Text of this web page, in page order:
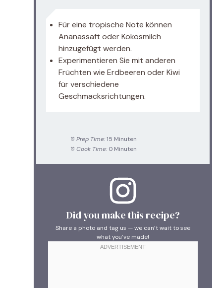
Für eine tropische Note können
Ananassaft oder Kokosmilch
hinzugefügt werden.
Experimentieren Sie mit anderen
Früchten wie Erdbeeren oder Kiwi
für verschiedene
Geschmacksrichtungen.
Prep Time: 15 Minuten
Cook Time: 0 Minuten
Did you make this recipe?
Share a photo and tag us — we can’t wait to see
what you’ve made!